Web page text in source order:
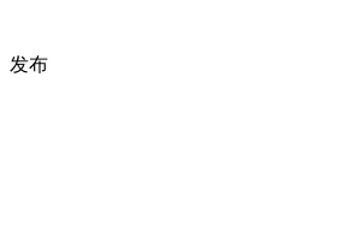
发布